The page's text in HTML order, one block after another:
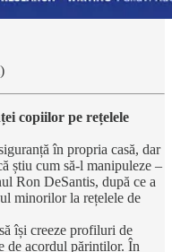
copiilor pe rețelele
în propria casă, dar
știu cum să-l manipuleze –
Ron DeSantis, după ce a
minorilor la rețelele de
își creeze profiluri de
de acordul părinților. În